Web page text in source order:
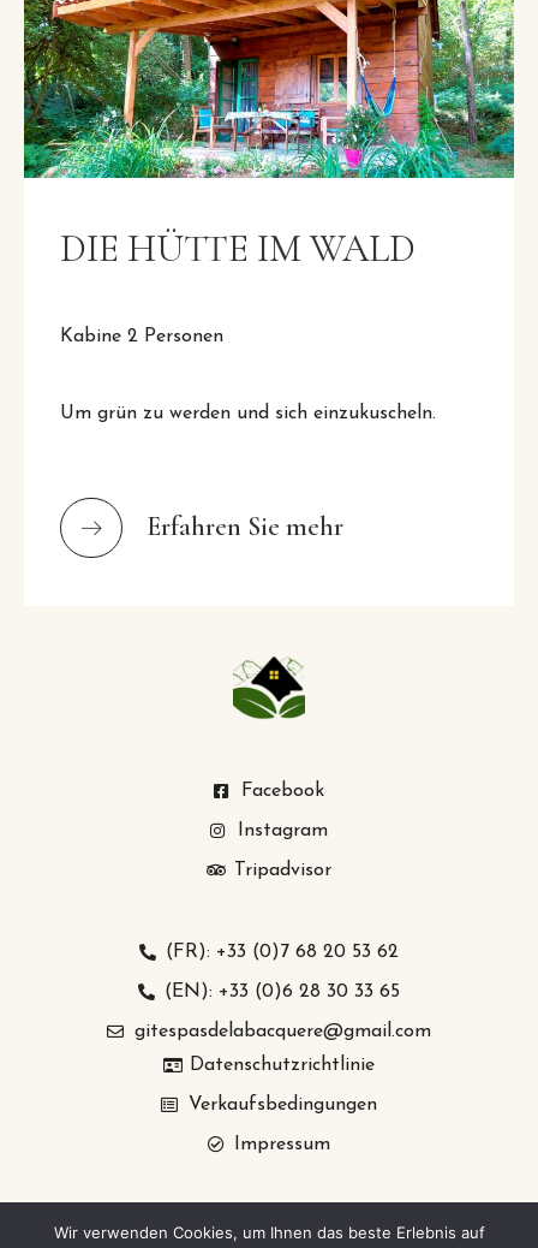
DIE HÜTTE IM WALD
Kabine 2 Personen
Um grün zu werden und sich einzukuscheln.
Erfahren Sie mehr
Facebook
Instagram
Tripadvisor
(FR): +33 (0)7 68 20 53 62
(EN): +33 (0)6 28 30 33 65
gitespasdelabacquere@gmail.com
Datenschutzrichtlinie
Verkaufsbedingungen
Impressum
Wir verwenden Cookies, um Ihnen das beste Erlebnis auf